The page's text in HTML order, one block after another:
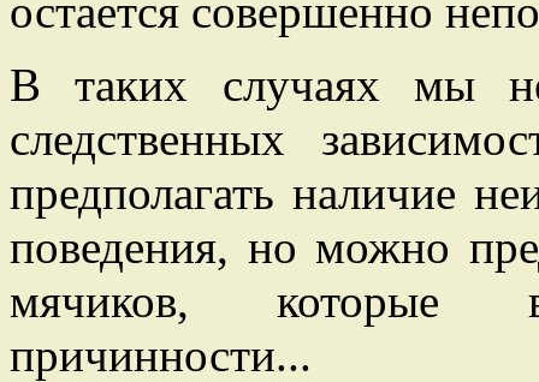
остается совершенно
В таких случаях мы
следственных
предполагать наличие
поведения, но можно
мячиков, которые
причинности...